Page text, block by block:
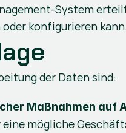
System
konfigurieren
der Daten sind:
Maßnahmen auf
mögliche